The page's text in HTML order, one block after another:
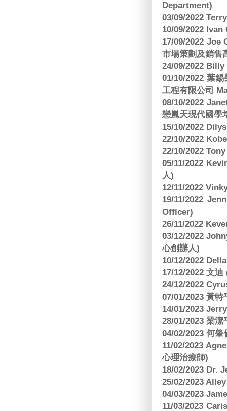
Department)
03/09/2022
10/09/2022
17/09/2022
市場策劃及銷售
24/09/2022
01/10/2022 葉
工程有限公司
08/10/2022
戀嵐天現代國學
15/10/2022
22/10/2022
22/10/2022
05/11/2022
人)
12/11/2022
19/11/2022
Officer)
26/11/2022
03/12/2022
心創辦人)
10/12/2022
17/12/2022 文
24/12/2022
07/01/2023 黃
14/01/2023
28/01/2023 梁
04/02/2023 何
11/02/2023
心理治療師)
18/02/2023 Dr.
25/02/2023
04/03/2023
11/03/2023